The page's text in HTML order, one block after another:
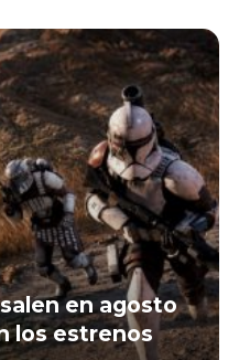
en agosto
los estrenos